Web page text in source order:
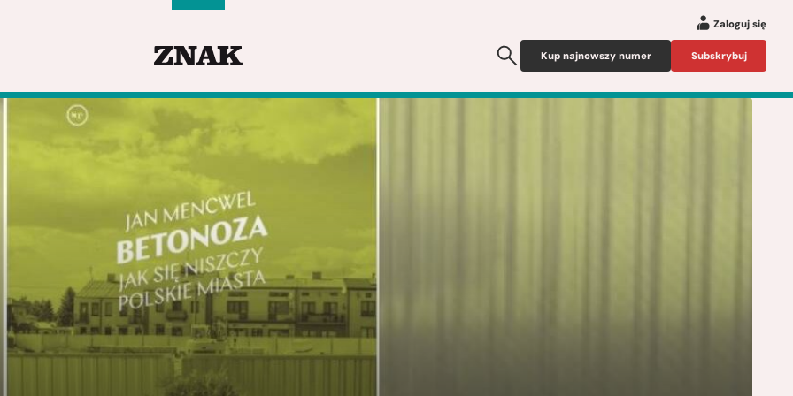
Zaloguj się
Kup najnowszy numer Subskrybuj